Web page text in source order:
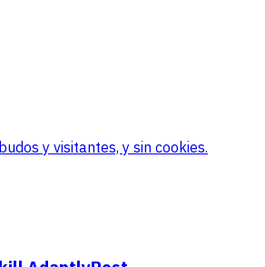
y visitantes, y sin cookies.